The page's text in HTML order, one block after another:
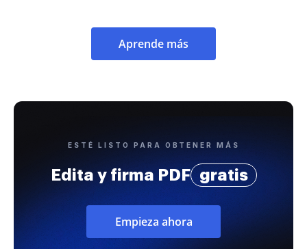
Aprende más
ESTÉ LISTO PARA OBTENER MÁS
Edita y firma PDF gratis
Empieza ahora